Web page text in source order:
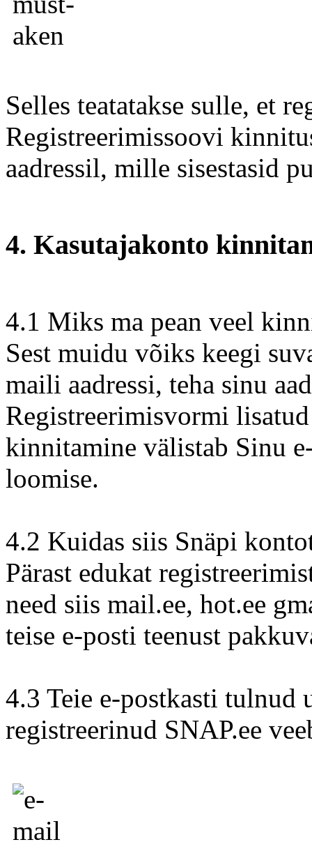
Selles teatatakse sulle, et
Registreerimissoovi
aadressil, mille sisestasid
4. Kasutajakonto
4.1 Miks ma pean veel
Sest muidu võiks keegi
maili aadressi, teha sinu
Registreerimisvormi
kinnitamine välistab Sinu
loomise.
4.2 Kuidas siis Snäpi
Pärast edukat
need siis mail.ee, hot.ee
teise e-posti teenust
4.3 Teie e-postkasti
registreerinud SNAP.ee